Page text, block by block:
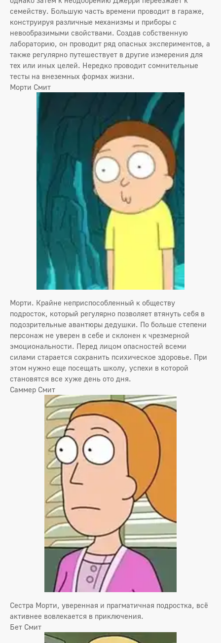
семейству. Большую часть времени проводит в гараже,
конструируя различные механизмы и приборы с
невообразимыми свойствами. Создав собственную
лабораторию, он проводит ряд опасных экспериментов, а
также регулярно путешествует в другие измерения для
тех или иных целей. Нередко проводит сомнительные
тесты на внеземных формах жизни.
Морти Смит
Морти. Крайне неприспособленный к обществу
подросток, который регулярно позволяет втянуть себя в
подозрительные авантюры дедушки. По больше степени
персонаж не уверен в себе и склонен к чрезмерной
эмоциональности. Перед лицом опасностей всеми
силами старается сохранить психическое здоровье. При
этом нужно еще посещать школу, успехи в которой
становятся все хуже день ото дня.
Саммер Смит
Сестра Морти, уверенная и прагматичная подростка, всё
активнее вовлекается в приключения.
Бет Смит